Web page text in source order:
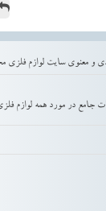
جامع در مورد همه لوازم